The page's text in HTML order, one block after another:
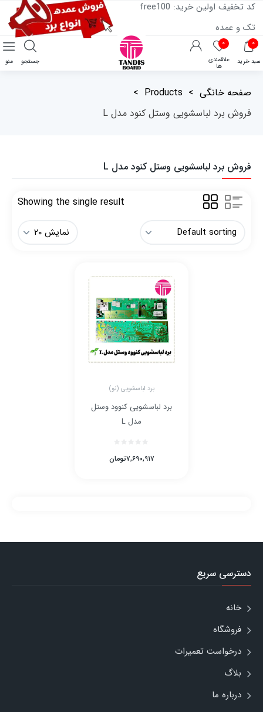
کد تخفیف اولین خرید: free100
تک و عمده
۰
سبد خرید
۰
علاقمندی
ها
منو جستجو
صفحه خانگی >
Products
>
فروش برد لباسشویی وستل کنود مدل L
فروش برد لباسشویی وستل کنود مدل L
Showing the single result
برد لباسشویی (نو)
برد لباسشویی کنوود وستل
مدل L
تومان۷,۶۹۰,۹۱۷
دسترسی سریع
خانه
فروشگاه
درخواست تعمیرات
بلاگ
درباره ما